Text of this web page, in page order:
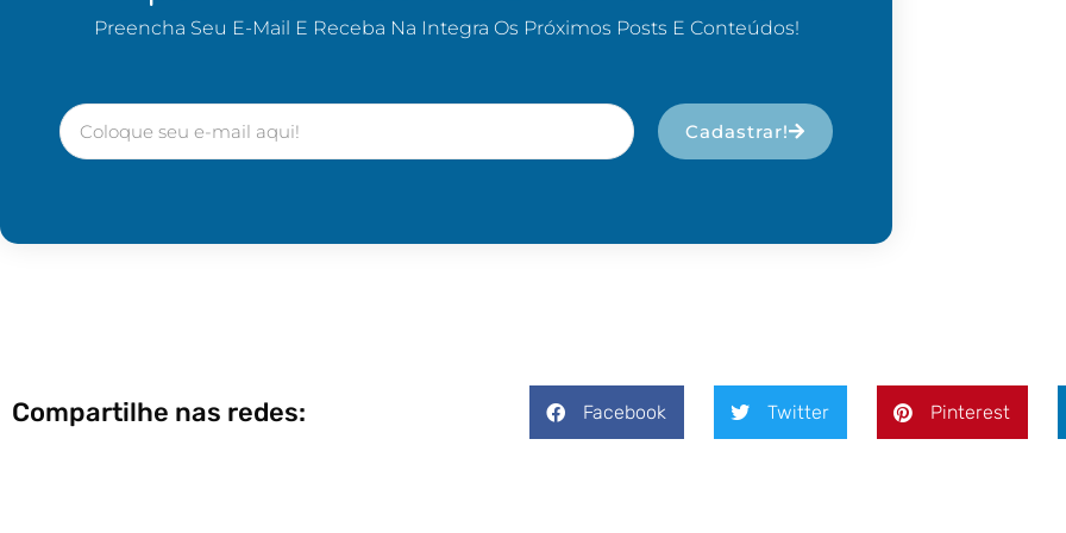
Preencha Seu E-Mail E Receba Na Integra Os Próximos Posts E Conteúdos!
Cadastrar!
Compartilhe nas redes: Facebook Twitter Pinterest